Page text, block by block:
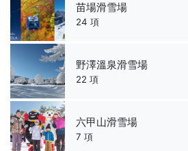
苗場滑雪場
24 項
野澤溫泉滑雪場
22 項
六甲山滑雪場
7 項